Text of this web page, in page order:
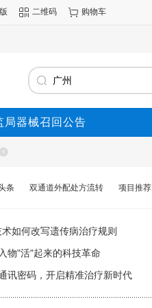
二维码 购物车
局器械召回公告
条 双通道外配处方流转 项目推荐
如何改写遗传病治疗规则
物"活"起来的科技革命
讯密码，开启精准治疗新时代